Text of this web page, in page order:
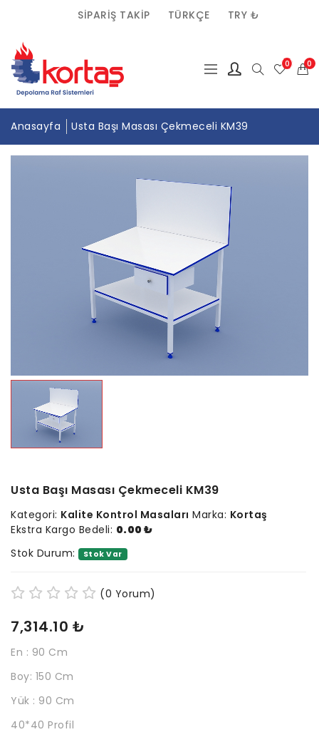
SIPARIŞ TAKIP TÜRKÇE TRY ₺
(0) 0
Anasayfa Usta Başı Masası Çekmeceli KM39
Usta Başı Masası Çekmeceli KM39
Kategori: Kalite Kontrol Masaları Marka: Kortaş
Ekstra Kargo Bedeli: 0.00 ₺
Stok Durum:
Stok Var
(0 Yorum)
7,314.10 ₺
En : 90 Cm
Boy: 150 Cm
Yük : 90 Cm
40*40 Profil